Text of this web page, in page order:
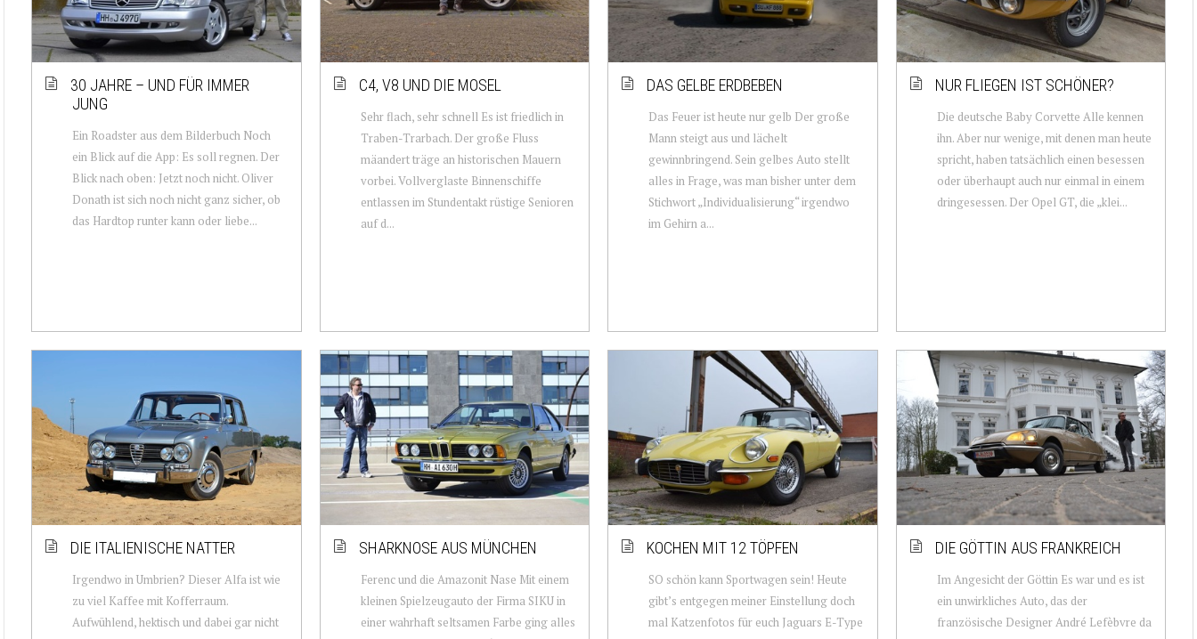
30 JAHRE – UND FÜR IMMER
JUNG
Ein Roadster aus dem Bilderbuch Noch
ein Blick auf die App: Es soll regnen. Der
Blick nach oben: Jetzt noch nicht. Oliver
Donath ist sich noch nicht ganz sicher, ob
das Hardtop runter kann oder liebe...
C4, V8 UND DIE MOSEL
Sehr flach, sehr schnell Es ist friedlich in
Traben-Trarbach. Der große Fluss
mäandert träge an historischen Mauern
vorbei. Vollverglaste Binnenschiffe
entlassen im Stundentakt rüstige Senioren
auf d...
DAS GELBE ERDBEBEN
Das Feuer ist heute nur gelb Der große
Mann steigt aus und lächelt
gewinnbringend. Sein gelbes Auto stellt
alles in Frage, was man bisher unter dem
Stichwort „Individualisierung“ irgendwo
im Gehirn a...
NUR FLIEGEN IST SCHÖNER?
Die deutsche Baby Corvette Alle kennen
ihn. Aber nur wenige, mit denen man heute
spricht, haben tatsächlich einen besessen
oder überhaupt auch nur einmal in einem
dringesessen. Der Opel GT, die „klei...
DIE ITALIENISCHE NATTER
Irgendwo in Umbrien? Dieser Alfa ist wie
zu viel Kaffee mit Kofferraum.
Aufwühlend, hektisch und dabei gar nicht
SHARKNOSE AUS MÜNCHEN
Ferenc und die Amazonit Nase Mit einem
kleinen Spielzeugauto der Firma SIKU in
einer wahrhaft seltsamen Farbe ging alles
KOCHEN MIT 12 TÖPFEN
SO schön kann Sportwagen sein! Heute
gibt’s entgegen meiner Einstellung doch
mal Katzenfotos für euch Jaguars E-Type
DIE GÖTTIN AUS FRANKREICH
Im Angesicht der Göttin Es war und es ist
ein unwirkliches Auto, das der
französische Designer André Lefèbvre da